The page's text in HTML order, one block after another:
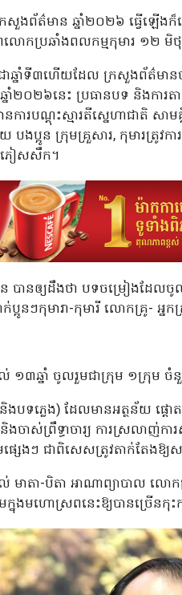
រសួងព័ត៌មាន ឆ្នាំ២០២៦ ធ្វើឡើ
កប្រឆាំងពលកម្មកុមារ ១២ មិថុ
ះជាឆ្នាំទី៣ហើយដែល ក្រសួងព័ត៌ម
ាំ២០២៦នេះ ប្រធានបទ និងការត
ារបណ្តុះស្មារតីស្នេហាជាតិ ស
បងប្អូន ក្រុមគ្រួសារ, កុមារត្រូវ
ន់ភៀសសឹក។
ានឲ្យដឹងថា បទចម្រៀងដែលចូល
អូនៗកុមារា-កុមារី លោកគ្រូ- អ្ន
៣ឆ្នាំ ចូលរួមជាក្រុម ១ក្រុម ចំ
ទភ្លេង) ដែលមានអត្ថន័យ ផ្តោ
ព្រឹទ្ធាចារ្យ ការស្រលាញ់ការសិ
សេងៗ ជាពិសេសត្រូវតាក់តែងឱ្
មាតា-បិតា អាណាព្យាបាល
ក្នុងមហោស្រពនេះឱ្យបានច្រើនកុ